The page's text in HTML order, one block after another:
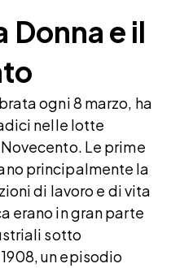
Donna e il
ogni 8 marzo, ha
nelle lotte
Le prime
principalmente la
di lavoro e di vita
erano in gran parte
sotto
un episodio